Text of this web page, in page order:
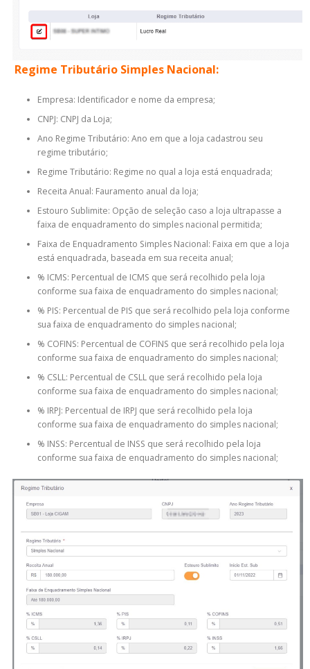
Regime Tributário Simples Nacional:
Empresa: Identificador e nome da empresa;
CNPJ: CNPJ da Loja;
Ano Regime Tributário: Ano em que a loja cadastrou seu
regime tributário;
Regime Tributário: Regime no qual a loja está enquadrada;
Receita Anual: Fauramento anual da loja;
Estouro Sublimite: Opção de seleção caso a loja ultrapasse a
faixa de enquadramento do simples nacional permitida;
Faixa de Enquadramento Simples Nacional: Faixa em que a loja
está enquadrada, baseada em sua receita anual;
% ICMS: Percentual de ICMS que será recolhido pela loja
conforme sua faixa de enquadramento do simples nacional;
% PIS: Percentual de PIS que será recolhido pela loja conforme
sua faixa de enquadramento do simples nacional;
% COFINS: Percentual de COFINS que será recolhido pela loja
conforme sua faixa de enquadramento do simples nacional;
% CSLL: Percentual de CSLL que será recolhido pela loja
conforme sua faixa de enquadramento do simples nacional;
% IRPJ: Percentual de IRPJ que será recolhido pela loja
conforme sua faixa de enquadramento do simples nacional;
% INSS: Percentual de INSS que será recolhido pela loja
conforme sua faixa de enquadramento do simples nacional;